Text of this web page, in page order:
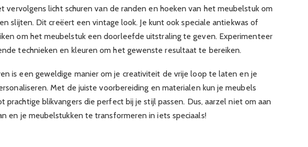
vervolgens licht schuren van de randen en hoeken van het meubelstuk om
slijten. Dit creëert een vintage look. Je kunt ook speciale antiekwas of
om het meubelstuk een doorleefde uitstraling te geven. Experimenteer
technieken en kleuren om het gewenste resultaat te bereiken.
is een geweldige manier om je creativiteit de vrije loop te laten en je
Met de juiste voorbereiding en materialen kun je meubels
prachtige blikvangers die perfect bij je stijl passen. Dus, aarzel niet om aan
en je meubelstukken te transformeren in iets speciaals!